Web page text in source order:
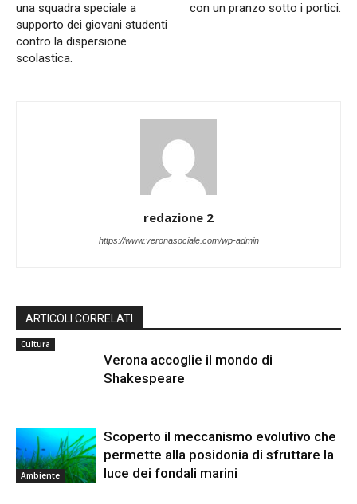
una squadra speciale a
supporto dei giovani studenti
contro la dispersione
scolastica.
con un pranzo sotto i portici.
redazione 2
https://www.veronasociale.com/wp-admin
ARTICOLI CORRELATI
Cultura
Verona accoglie il mondo di
Shakespeare
Ambiente
Scoperto il meccanismo evolutivo che
permette alla posidonia di sfruttare la
luce dei fondali marini